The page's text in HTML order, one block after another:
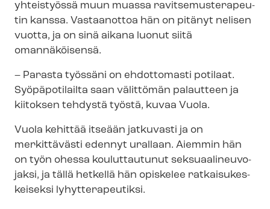
yhteistyössä muun muassa ra­vit­se­mus­te­ra­peu­
tin kanssa. Vastaanottoa hän on pitänyt nelisen
vuotta, ja on sinä aikana luonut siitä
omannäköisensä.
– Parasta työssäni on ehdottomasti potilaat.
Syöpäpotilailta saan välittömän palautteen ja
kiitoksen tehdystä työstä, kuvaa Vuola.
Vuola kehittää itseään jatkuvasti ja on
merkittävästi edennyt urallaan. Aiemmin hän
on työn ohessa kouluttautunut sek­su­aa­li­neu­vo­
jak­si, ja tällä hetkellä hän opiskelee rat­kai­su­kes­
kei­sek­si lyhytterapeutiksi.